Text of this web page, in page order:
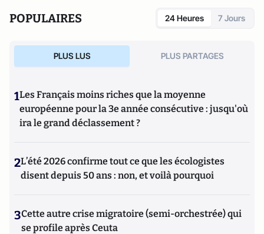
POPULAIRES 24 Heures 7 Jours
PLUS LUS PLUS PARTAGES
1Les Français moins riches que la moyenne
européenne pour la 3e année consécutive : jusqu'où
ira le grand déclassement ?
2L’été 2026 confirme tout ce que les écologistes
disent depuis 50 ans : non, et voilà pourquoi
3Cette autre crise migratoire (semi-orchestrée) qui
se profile après Ceuta